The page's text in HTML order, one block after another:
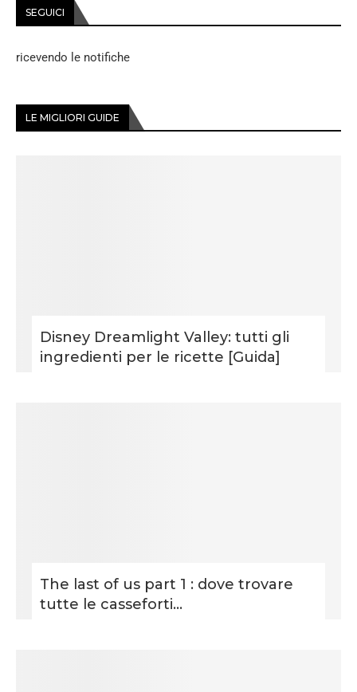
SEGUICI
ricevendo le notifiche
LE MIGLIORI GUIDE
Disney Dreamlight Valley: tutti gli
ingredienti per le ricette [Guida]
The last of us part 1 : dove trovare
tutte le casseforti...